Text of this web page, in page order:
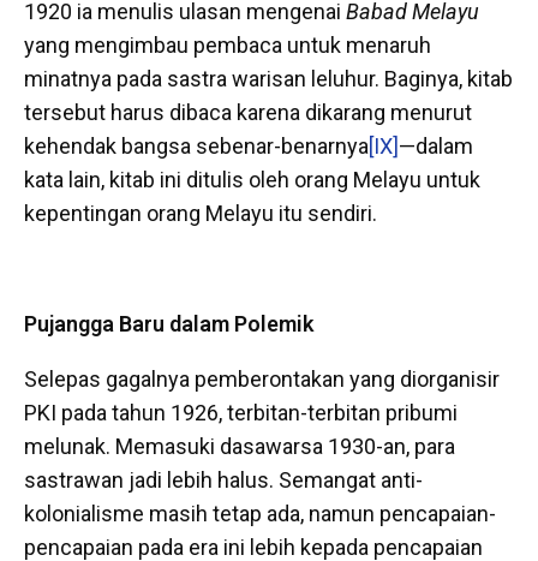
1920 ia menulis ulasan mengenai Babad Melayu
yang mengimbau pembaca untuk menaruh
minatnya pada sastra warisan leluhur. Baginya, kitab
tersebut harus dibaca karena dikarang menurut
kehendak bangsa sebenar-benarnya[IX]—dalam
kata lain, kitab ini ditulis oleh orang Melayu untuk
kepentingan orang Melayu itu sendiri.
Pujangga Baru dalam Polemik
Selepas gagalnya pemberontakan yang diorganisir
PKI pada tahun 1926, terbitan-terbitan pribumi
melunak. Memasuki dasawarsa 1930-an, para
sastrawan jadi lebih halus. Semangat anti-
kolonialisme masih tetap ada, namun pencapaian-
pencapaian pada era ini lebih kepada pencapaian